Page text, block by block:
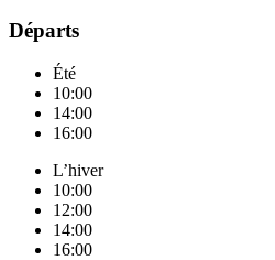
Départs
Été
10:00
14:00
16:00
L’hiver
10:00
12:00
14:00
16:00